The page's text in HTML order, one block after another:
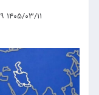
۱۴۰۵/۰۳/۱۱ ۱۲:۲۲:۰۹